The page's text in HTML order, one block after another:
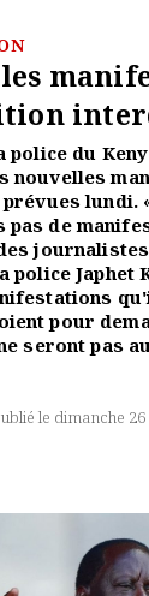
police du
nouvelles
lundi.
pas de
police Japhet
pour
seront pas
le dimanche